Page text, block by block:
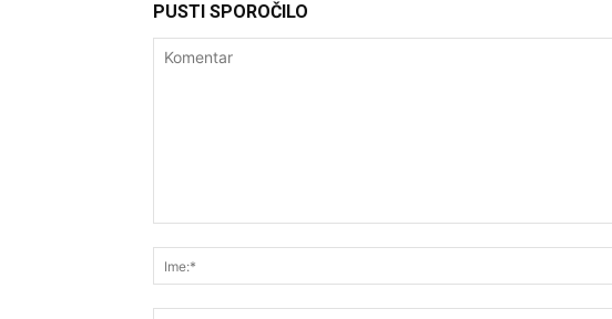
PUSTI SPOROČILO